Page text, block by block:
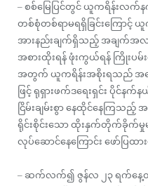
– စစ်မြေပြင်တွင် ယူကရိန်းလက်န
တစ်စုံတစ်ရာမရရှိခြင်းကြောင့်
အားနည်းချက်ရှိသည့် အချက်အ
အစားထိုးရန် ဖုံးကွယ်ရန် ကြိုးပ
အတွက် ယူကရိန်းအစိုးရသည် အ
ဖြင့် ရုရှားဖက်ဒရေးရှင်း ပိုင်နက်
ငြိမ်းချမ်းစွာ နေထိုင်နေကြသည့်
ရိုင်းစိုင်းသော ထိုးနှက်တိုက်ခိုက်မှုမ
လုပ်ဆောင်နေကြောင်း ဖော်ပြထာ
– ဆက်လက်၍ ဇွန်လ ၂၃ ရက်နေ့